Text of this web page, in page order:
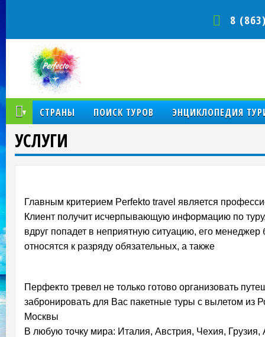
8
КОМПАНИЯ
СТРАНЫ ПОИСК ТУРОВ ЭНЦИКЛОПЕДИЯ
УСЛУГИ
Главным критерием Perfekto travel является
Клиент получит исчерпывающую информацию по
вдруг попадет в неприятную ситуацию, его менеджер
относятся к разряду обязательных, а также
Перфекто тревел не только готово организовать
забронировать для Вас пакетные туры с вылетом из
Москвы
В любую точку мира: Италия, Австрия, Чехия,